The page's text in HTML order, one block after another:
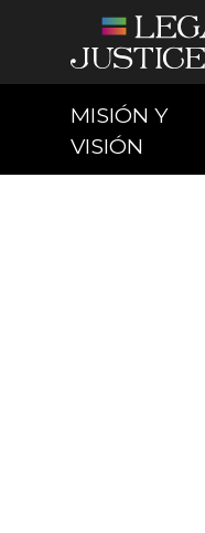
MISIÓN Y
VISIÓN